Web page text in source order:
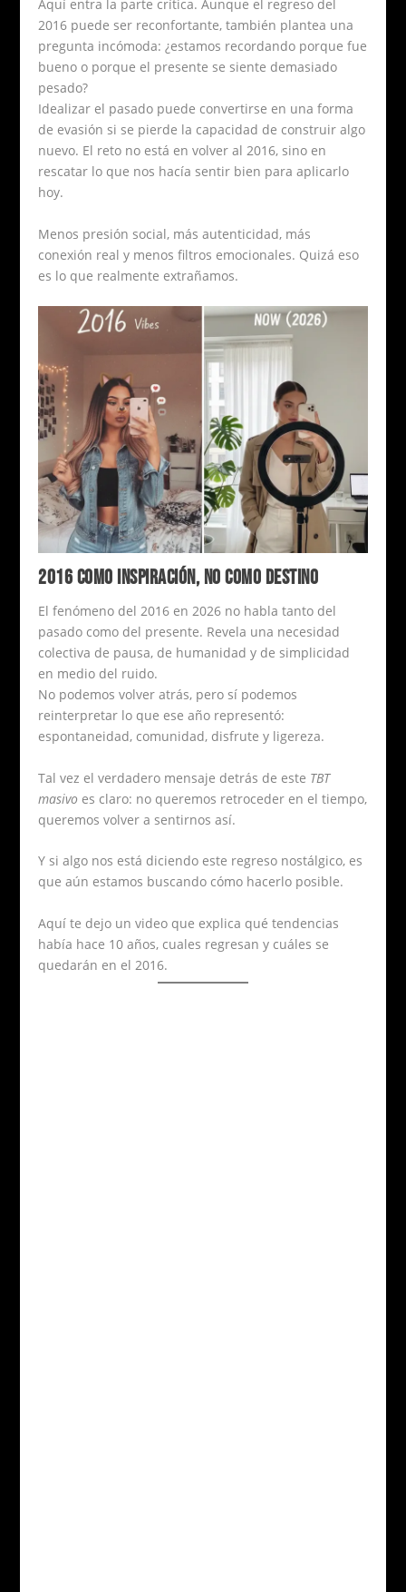
Aquí entra la parte crítica. Aunque el regreso del
2016 puede ser reconfortante, también plantea una
pregunta incómoda: ¿estamos recordando porque fue
bueno o porque el presente se siente demasiado
pesado?
Idealizar el pasado puede convertirse en una forma
de evasión si se pierde la capacidad de construir algo
nuevo. El reto no está en volver al 2016, sino en
rescatar lo que nos hacía sentir bien para aplicarlo
hoy.
Menos presión social, más autenticidad, más
conexión real y menos filtros emocionales. Quizá eso
es lo que realmente extrañamos.
2016 COMO INSPIRACIÓN, NO COMO DESTINO
El fenómeno del 2016 en 2026 no habla tanto del
pasado como del presente. Revela una necesidad
colectiva de pausa, de humanidad y de simplicidad
en medio del ruido.
No podemos volver atrás, pero sí podemos
reinterpretar lo que ese año representó:
espontaneidad, comunidad, disfrute y ligereza.
Tal vez el verdadero mensaje detrás de este TBT
masivo es claro: no queremos retroceder en el tiempo,
queremos volver a sentirnos así.
Y si algo nos está diciendo este regreso nostálgico, es
que aún estamos buscando cómo hacerlo posible.
Aquí te dejo un video que explica qué tendencias
había hace 10 años, cuales regresan y cuáles se
quedarán en el 2016.